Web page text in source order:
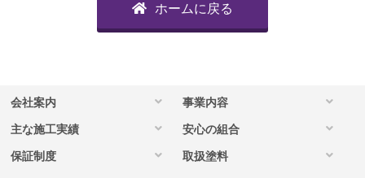
ホームに戻る
会社案内 事業内容
主な施工実績 安心の組合
保証制度 取扱塗料